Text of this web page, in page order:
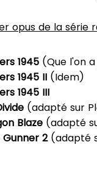
opus de la série
1945 (Que l'on
1945 II (Idem)
1945 III
(adapté sur
Blaze (adapté
Gunner 2(adapté